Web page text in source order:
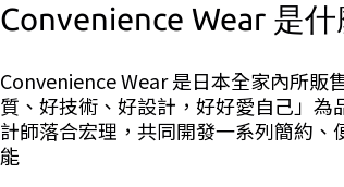
Convenience Wear 是什
Convenience Wear 是日本全家內所販
質、好技術、好設計，好好愛自己」為
計師落合宏理，共同開發一系列簡約、
能